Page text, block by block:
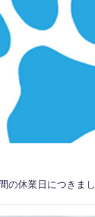
の休業日につきま